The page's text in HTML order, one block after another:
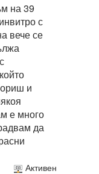
на 39
с
вече се
и
е много
да
Активен